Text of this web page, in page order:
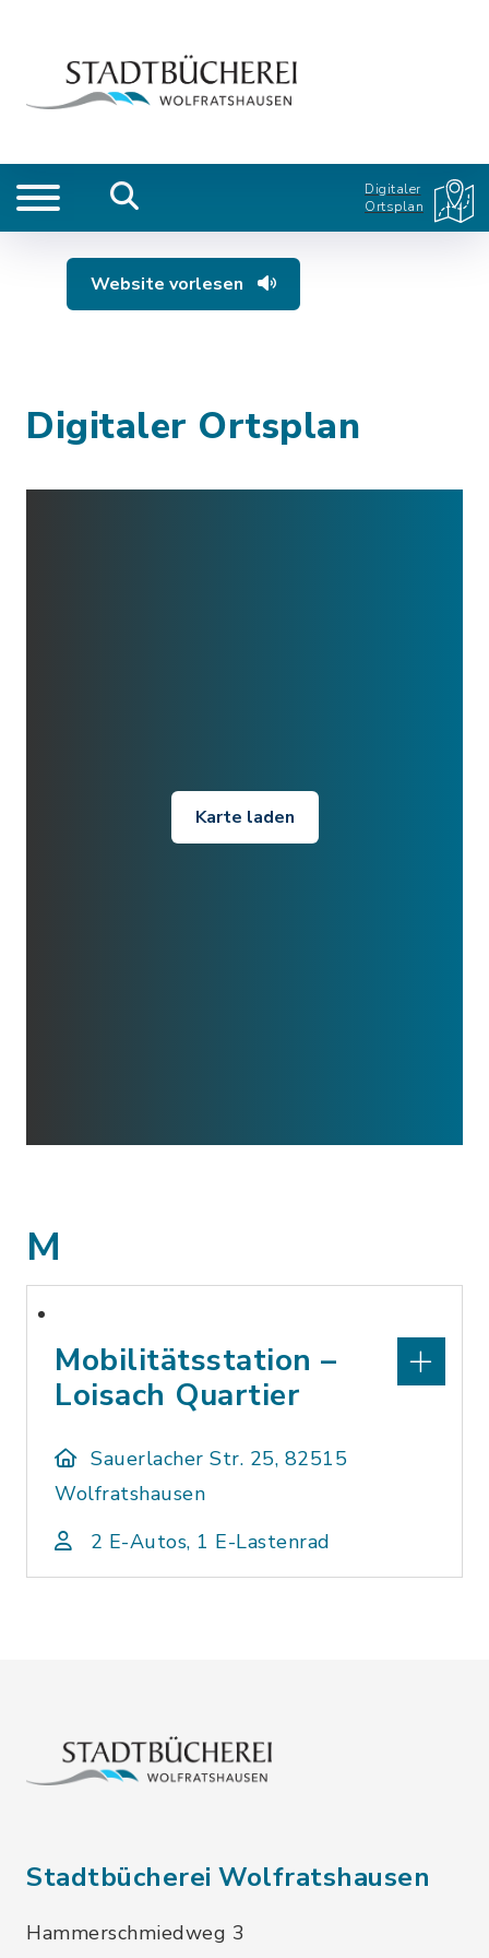
Digitaler
Ortsplan
Website vorlesen
Digitaler Ortsplan
Karte laden
M
Mobilitätsstation –
Loisach Quartier
Sauerlacher Str. 25, 82515
Wolfratshausen
2 E-Autos, 1 E-Lastenrad
Stadtbücherei Wolfratshausen
Hammerschmiedweg 3